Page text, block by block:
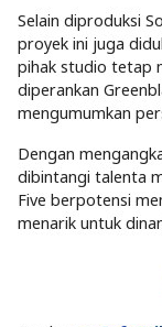
Selain diproduksi
proyek ini juga
pihak studio tetap
diperankan
mengumumkan
Dengan
dibintangi talenta
Five berpotensi
menarik untuk